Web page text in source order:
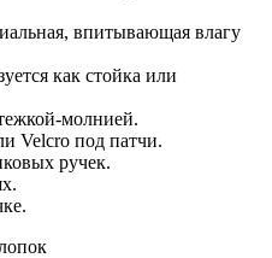
впитывающая влагу
как стойка или
молнией.
Velcro под патчи.
ручек.